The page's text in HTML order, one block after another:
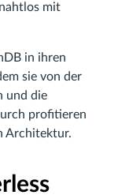
mit
in ihren
sie von der
und die
profitieren
Architektur.